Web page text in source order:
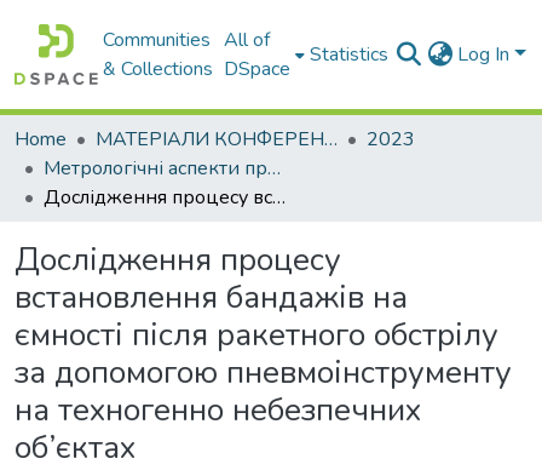
Communities
& Collections
All of
DSpace
Statistics Log In
Home МАТЕРІАЛИ КОНФЕРЕНЦІЙ
2023
Метрологічні аспекти прийняття рішень в умовах роботи на техногенно небезпечних об’єктах
Дослідження процесу встановлення бандажів на ємності після ракетного обстрілу за допомогою пневмоінструменту на техногенно небезпечних об’єктах
Дослідження процесу
встановлення бандажів на
ємності після ракетного обстрілу
за допомогою пневмоінструменту
на техногенно небезпечних
об’єктах